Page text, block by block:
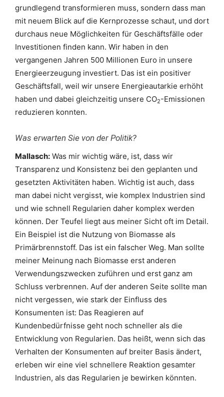
grundlegend transformieren muss, sondern dass man
mit neuem Blick auf die Kernprozesse schaut, und dort
durchaus neue Möglichkeiten für Geschäftsfälle oder
Investitionen finden kann. Wir haben in den
vergangenen Jahren 500 Millionen Euro in unsere
Energieerzeugung investiert. Das ist ein positiver
Geschäftsfall, weil wir unsere Energieautarkie erhöht
haben und dabei gleichzeitig unsere CO2-Emissionen
reduzieren konnten.
Was erwarten Sie von der Politik?
Mallasch: Was mir wichtig wäre, ist, dass wir
Transparenz und Konsistenz bei den geplanten und
gesetzten Aktivitäten haben. Wichtig ist auch, dass
man dabei nicht vergisst, wie komplex Industrien sind
und wie schnell Regularien daher komplex werden
können. Der Teufel liegt aus meiner Sicht oft im Detail.
Ein Beispiel ist die Nutzung von Biomasse als
Primärbrennstoff. Das ist ein falscher Weg. Man sollte
meiner Meinung nach Biomasse erst anderen
Verwendungszwecken zuführen und erst ganz am
Schluss verbrennen. Auf der anderen Seite sollte man
nicht vergessen, wie stark der Einfluss des
Konsumenten ist: Das Reagieren auf
Kundenbedürfnisse geht noch schneller als die
Entwicklung von Regularien. Das heißt, wenn sich das
Verhalten der Konsumenten auf breiter Basis ändert,
erleben wir eine viel schnellere Reaktion gesamter
Industrien, als das Regularien je bewirken könnten.